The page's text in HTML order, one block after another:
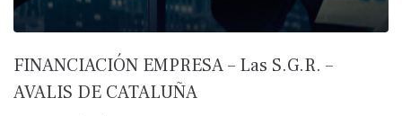
FINANCIACIÓN EMPRESA – Las S.G.R. –
AVALIS DE CATALUÑA